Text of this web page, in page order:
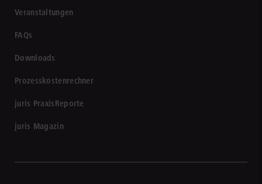
Veranstaltungen
FAQs
Downloads
Prozesskostenrechner
juris PraxisReporte
juris Magazin